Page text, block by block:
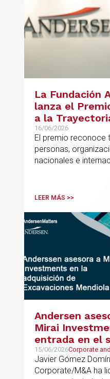
La Fundación
lanza el
a la
Promoción de
16/06/2026
El premio reconoce
personas,
nacionales e
innovación o la
LEER MÁS >>
Andersen
Mirai
entrada en el
adquisición de
vasca
15/06/2026Corporate
Javier Gómez
Corporate/M&A ha